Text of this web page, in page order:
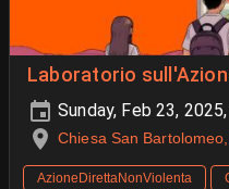
Laboratorio
Sunday, Feb 23,
Chiesa San
AzioneDirettaNonViolenta